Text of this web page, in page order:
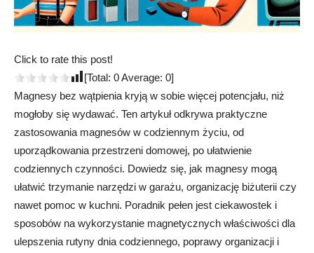
Click to rate this post!
[Total: 0Average: 0]
Magnesy bez wątpienia kryją w sobie więcej potencjału, niż
mogłoby się wydawać. Ten artykuł odkrywa praktyczne
zastosowania magnesów w codziennym życiu, od
uporządkowania przestrzeni domowej, po ułatwienie
codziennych czynności. Dowiedz się, jak magnesy mogą
ułatwić trzymanie narzędzi w garażu, organizację biżuterii czy
nawet pomoc w kuchni. Poradnik pełen jest ciekawostek i
sposobów na wykorzystanie magnetycznych właściwości dla
ulepszenia rutyny dnia codziennego, poprawy organizacji i